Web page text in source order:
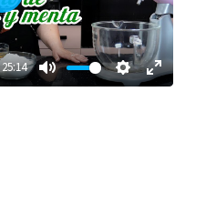
25:14
Mute Settings
Enter
Play